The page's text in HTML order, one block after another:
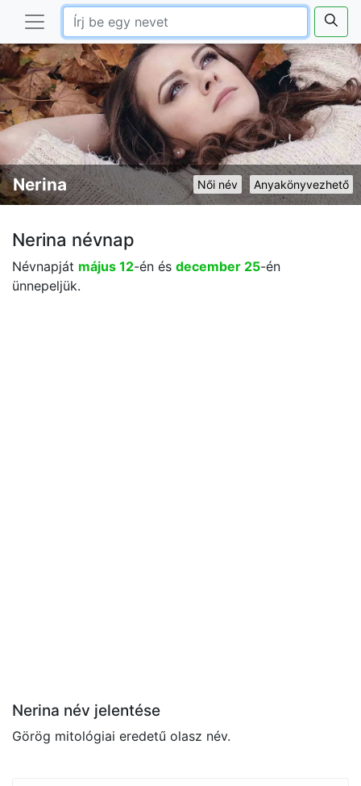
Anyakönyvezhető
Női név
Nerina
Nerina névnap
Névnapját május 12-én és december 25-én
ünnepeljük.
Nerina név jelentése
Görög mitológiai eredetű olasz név.